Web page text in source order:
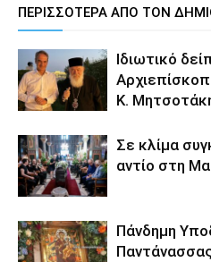
ΠΕΡΙΣΣΟΤΕΡΑ ΑΠΟ ΤΟΝ
Ιδιωτικό
Κ.
Σε κλίμα
αντίο στη
Πάνδημη